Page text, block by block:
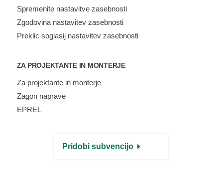
Spremenite nastavitve zasebnosti
Zgodovina nastavitev zasebnosti
Preklic soglasij nastavitev zasebnosti
ZA PROJEKTANTE IN MONTERJE
Za projektante in monterje
Zagon naprave
EPREL
Pridobi subvencijo